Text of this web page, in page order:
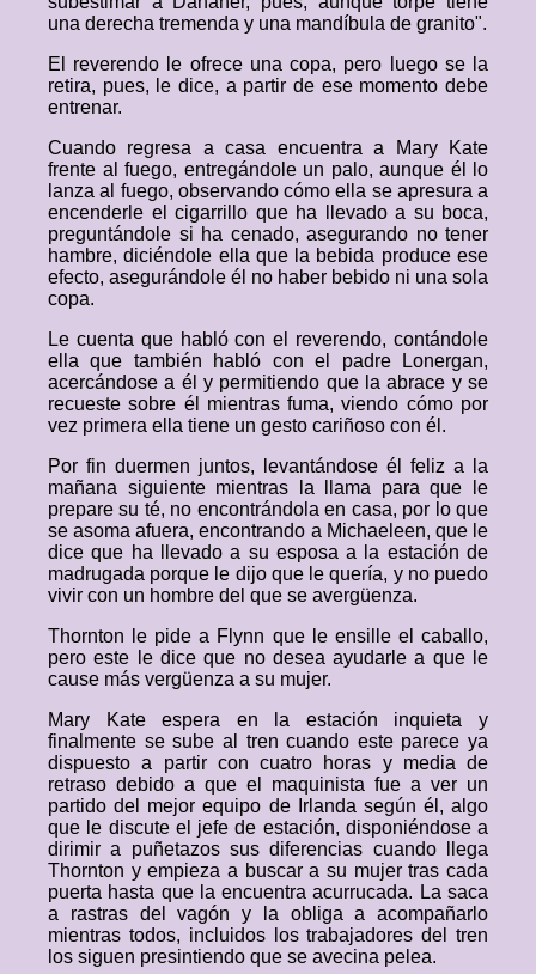
una derecha tremenda y una mandíbula de granito".
El reverendo le ofrece una copa, pero luego se la
retira, pues, le dice, a partir de ese momento debe
entrenar.
Cuando regresa a casa encuentra a Mary Kate
frente al fuego, entregándole un palo, aunque él lo
lanza al fuego, observando cómo ella se apresura a
encenderle el cigarrillo que ha llevado a su boca,
preguntándole si ha cenado, asegurando no tener
hambre, diciéndole ella que la bebida produce ese
efecto, asegurándole él no haber bebido ni una sola
copa.
Le cuenta que habló con el reverendo, contándole
ella que también habló con el padre Lonergan,
acercándose a él y permitiendo que la abrace y se
recueste sobre él mientras fuma, viendo cómo por
vez primera ella tiene un gesto cariñoso con él.
Por fin duermen juntos, levantándose él feliz a la
mañana siguiente mientras la llama para que le
prepare su té, no encontrándola en casa, por lo que
se asoma afuera, encontrando a Michaeleen, que le
dice que ha llevado a su esposa a la estación de
madrugada porque le dijo que le quería, y no puedo
vivir con un hombre del que se avergüenza.
Thornton le pide a Flynn que le ensille el caballo,
pero este le dice que no desea ayudarle a que le
cause más vergüenza a su mujer.
Mary Kate espera en la estación inquieta y
finalmente se sube al tren cuando este parece ya
dispuesto a partir con cuatro horas y media de
retraso debido a que el maquinista fue a ver un
partido del mejor equipo de Irlanda según él, algo
que le discute el jefe de estación, disponiéndose a
dirimir a puñetazos sus diferencias cuando llega
Thornton y empieza a buscar a su mujer tras cada
puerta hasta que la encuentra acurrucada. La saca
a rastras del vagón y la obliga a acompañarlo
mientras todos, incluidos los trabajadores del tren
los siguen presintiendo que se avecina pelea.